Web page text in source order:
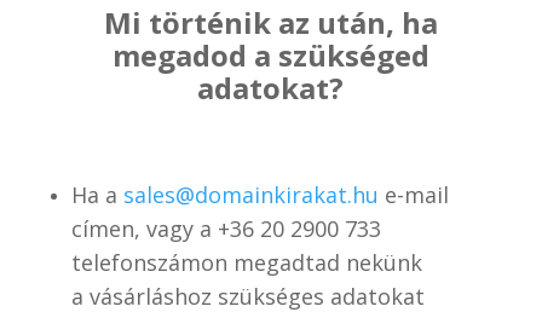
Mi történik az után, ha
megadod a szükséged
adatokat?
Ha a sales@domainkirakat.hu e-mail
címen, vagy a +36 20 2900 733
telefonszámon megadtad nekünk
a vásárláshoz szükséges adatokat